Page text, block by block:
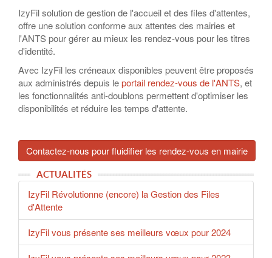
IzyFil solution de gestion de l'accueil et des files d'attentes,
offre une solution conforme aux attentes des mairies et
l'ANTS pour gérer au mieux les rendez-vous pour les titres
d'identité.
Avec IzyFil les créneaux disponibles peuvent être proposés
aux administrés depuis leportail rendez-vous de l'ANTS, et
les fonctionnalités anti-doublons permettent d'optimiser les
disponibilités et réduire les temps d'attente.
Contactez-nous pour fluidifier les rendez-vous en mairie
ACTUALITÉS
IzyFil Révolutionne (encore) la Gestion des Files
d'Attente
IzyFil vous présente ses meilleurs vœux pour 2024